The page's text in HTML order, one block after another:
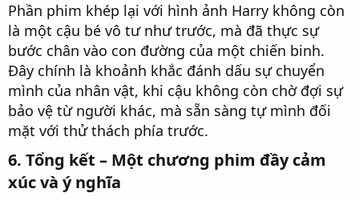
Phần phim khép lại với hình ảnh Harry không còn
là một cậu bé vô tư như trước, mà đã thực sự
bước chân vào con đường của một chiến binh.
Đây chính là khoảnh khắc đánh dấu sự chuyển
mình của nhân vật, khi cậu không còn chờ đợi sự
bảo vệ từ người khác, mà sẵn sàng tự mình đối
mặt với thử thách phía trước.
6. Tổng kết – Một chương phim đầy cảm
xúc và ý nghĩa